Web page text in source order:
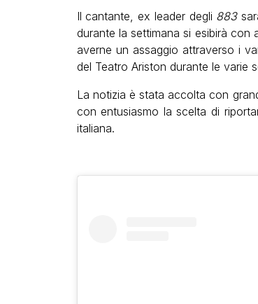
Il cantante, ex leader degli 883
durante la settimana si esibirà
averne un assaggio attraverso i
del Teatro Ariston durante le varie
La notizia è stata accolta con
con entusiasmo la scelta di
italiana.